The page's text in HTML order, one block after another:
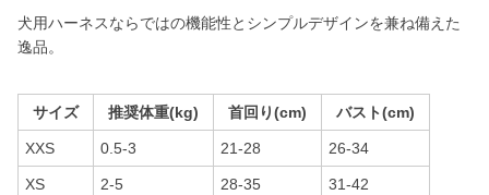
犬用ハーネスならではの機能性とシンプルデザインを兼ね備えた
逸品。
サイズ 推奨体重(kg) 首回り(cm) バスト(cm)
XXS 0.5-3 21-28 26-34
XS 2-5 28-35 31-42